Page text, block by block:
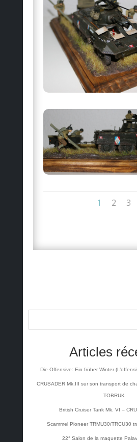
1 2 3
Articles
Die Offensive: Ein früher Winter
CRUSADER Mk.III sur son transport de
TOBRUK
British Cruiser Tank Mk. VI –
Scammel Pioneer TRMU30/TRCU30
22° Salon de la maquette